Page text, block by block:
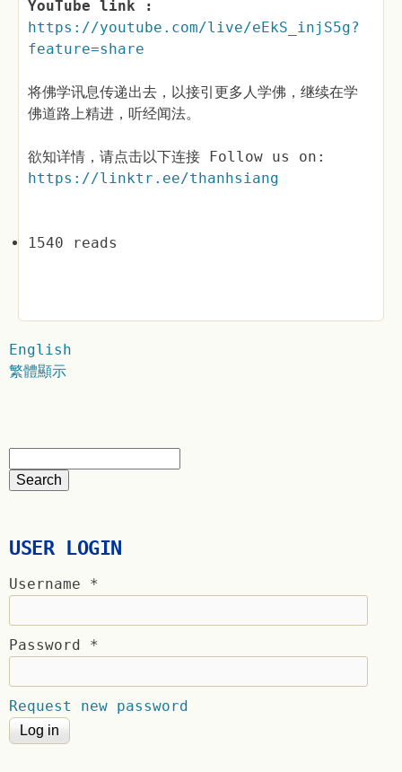
YouTube link :
https://youtube.com/live/eEkS_injS5g?
feature=share
将佛学讯息传递出去，以接引更多人学佛，继续在学
佛道路上精进，听经闻法。
欲知详情，请点击以下连接 Follow us on:
https://linktr.ee/thanhsiang
1540 reads
English
繁體顯示
USER LOGIN
Username *
Password *
Request new password